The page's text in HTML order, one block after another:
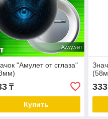
"Амулет от сглаза"
₸
Купить
333